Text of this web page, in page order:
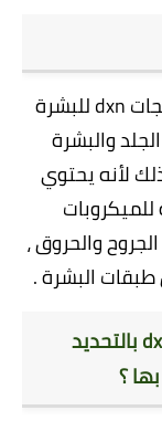
كريم شجرة الشاي dxn من أفضل منتجات dxn للبشرة
والبشرة
لأنه يحتوي
والحروق ،
البشرة .
لماذا نستخدم منتجات شركة dxn بالتحديد
؟